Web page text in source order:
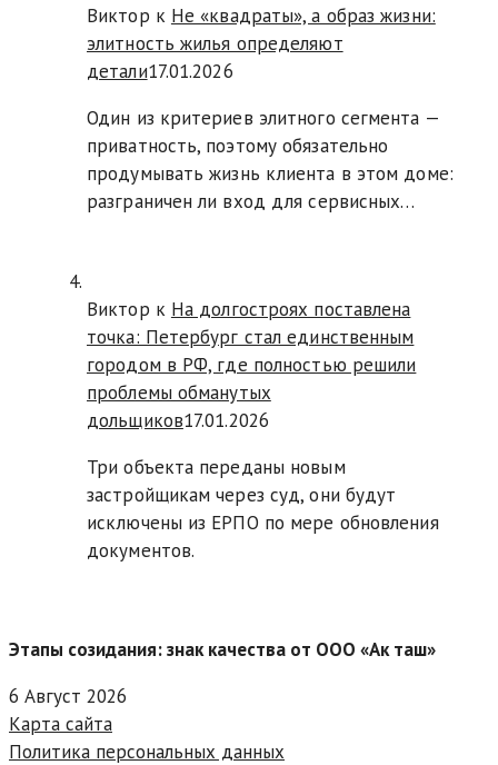
Виктор к Не «квадраты», а образ жизни:
элитность жилья определяют
детали17.01.2026
Один из критериев элитного сегмента —
приватность, поэтому обязательно
продумывать жизнь клиента в этом доме:
разграничен ли вход для сервисных…
Виктор к На долгостроях поставлена
точка: Петербург стал единственным
городом в РФ, где полностью решили
проблемы обманутых
дольщиков17.01.2026
Три объекта переданы новым
застройщикам через суд, они будут
исключены из ЕРПО по мере обновления
документов.
Этапы созидания: знак качества от ООО «Ак таш»
6 Август 2026
Карта сайта
Политика персональных данных